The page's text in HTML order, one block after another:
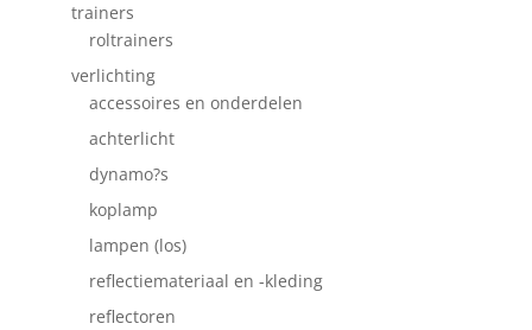
trainers
roltrainers
verlichting
accessoires en onderdelen
achterlicht
dynamo?s
koplamp
lampen (los)
reflectiemateriaal en -kleding
reflectoren